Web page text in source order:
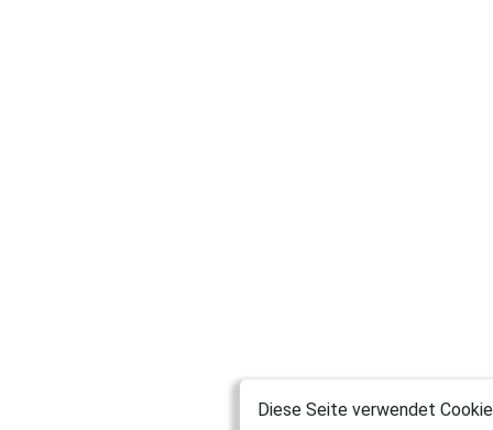
Diese Seite verwendet